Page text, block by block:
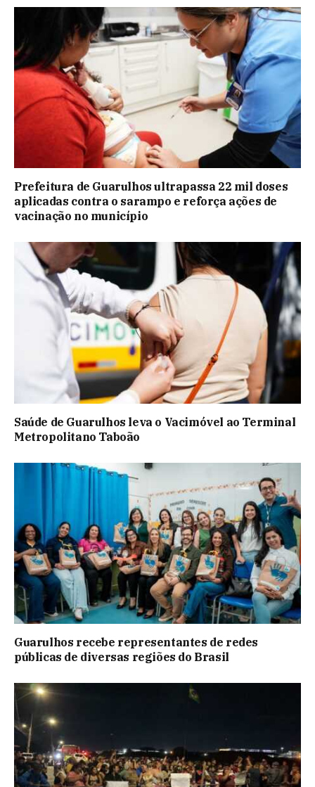
Prefeitura de Guarulhos ultrapassa 22 mil doses
aplicadas contra o sarampo e reforça ações de
vacinação no município
Saúde de Guarulhos leva o Vacimóvel ao Terminal
Metropolitano Taboão
Guarulhos recebe representantes de redes
públicas de diversas regiões do Brasil